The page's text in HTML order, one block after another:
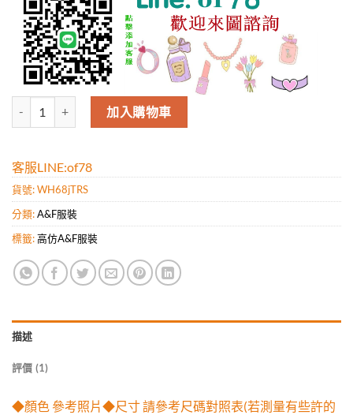
高仿A&F男款新款時尚休閑短袖T恤.好質量是您的需求好品味是您該
加入購物車
客服LINE:of78
貨號:WH68jTRS
分類:A&F服裝
標籤:高仿A&F服裝
描述
評價 (1)
◆顏色 參考照片◆尺寸 請參考尺碼對照表(若測量有些許的